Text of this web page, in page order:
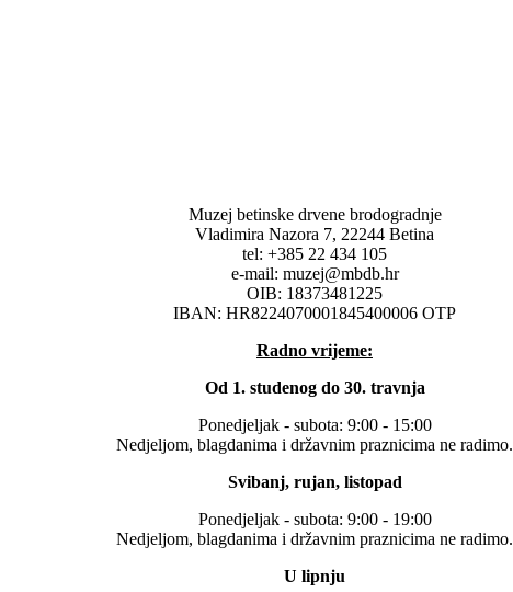
Muzej betinske drvene brodogradnje
Vladimira Nazora 7, 22244 Betina
tel: +385 22 434 105
e-mail: muzej@mbdb.hr
OIB: 18373481225
IBAN: HR8224070001845400006 OTP
Radno vrijeme:
Od 1. studenog do 30. travnja
Ponedjeljak - subota: 9:00 - 15:00
Nedjeljom, blagdanima i državnim praznicima ne radimo.
Svibanj, rujan, listopad
Ponedjeljak - subota: 9:00 - 19:00
Nedjeljom, blagdanima i državnim praznicima ne radimo.
U lipnju